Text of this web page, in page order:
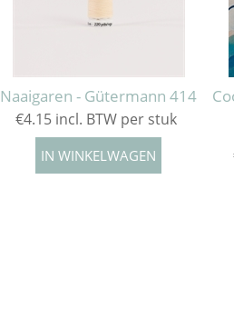
Naaigaren - Gütermann 414
€4.15 incl. BTW per stuk